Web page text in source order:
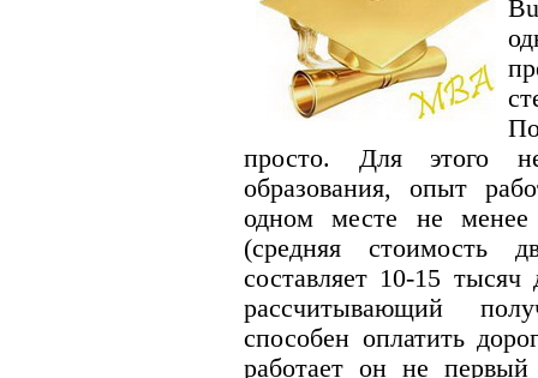
просто. Для этого
образования, опыт
одном месте не
(средняя стоимость
составляет 10-15 тысяч
рассчитывающий
способен оплатить
работает он не